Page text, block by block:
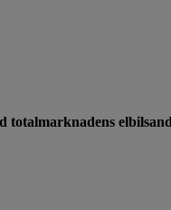
totalmarknadens